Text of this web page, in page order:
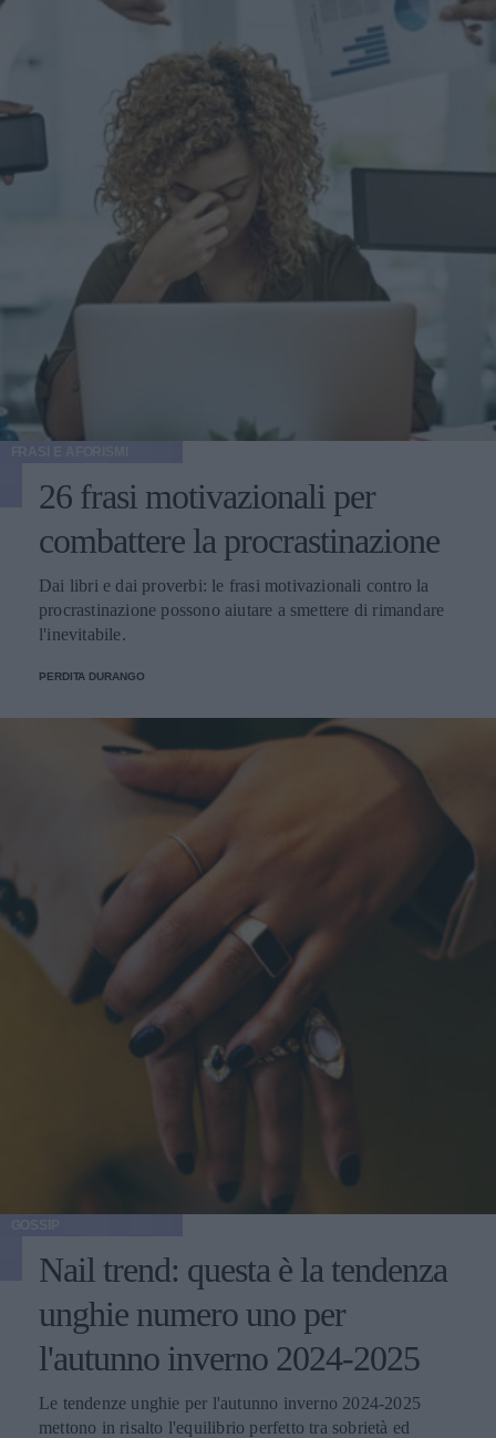
26 frasi motivazionali per
combattere la procrastinazione
Dai libri e dai proverbi: le frasi motivazionali contro la
procrastinazione possono aiutare a smettere di rimandare
l'inevitabile.
PERDITA DURANGO
Nail trend: questa è la tendenza
unghie numero uno per
l'autunno inverno 2024-2025
Le tendenze unghie per l'autunno inverno 2024-2025
mettono in risalto l'equilibrio perfetto tra sobrietà ed